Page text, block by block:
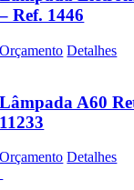
– Ref. 1446
Orçamento Detalhes
Lâmpada A60
11233
Orçamento Detalhes